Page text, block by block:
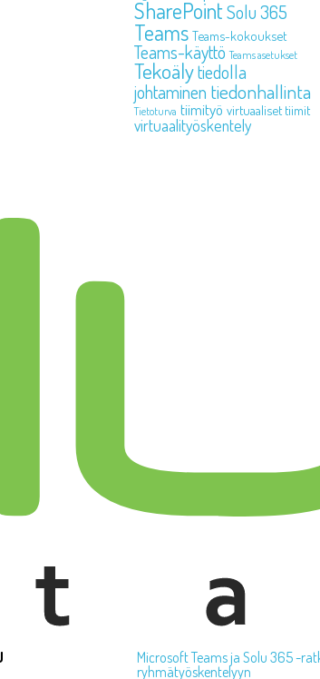
SharePointSolu 365
Teams Teams-kokoukset
Teams-käyttö Teams asetukset
Tekoälytiedolla
johtaminen tiedonhallinta
Tietoturva tiimityö virtuaaliset tiimit
virtuaalityöskentely
Microsoft Teams ja Solu 365 -
ryhmätyöskentelyyn